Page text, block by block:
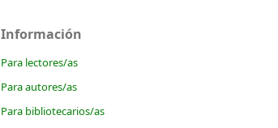
Información
Para lectores/as
Para autores/as
Para bibliotecarios/as